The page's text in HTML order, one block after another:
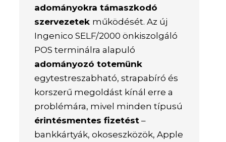
adományokra támaszkodó
szervezetek működését. Az új
Ingenico SELF/2000 önkiszolgáló
POS terminálra alapuló
adományozó totemünk
egytestreszabható, strapabíró és
korszerű megoldást kínál erre a
problémára, mivel minden típusú
érintésmentes fizetést –
bankkártyák, okoseszközök, Apple